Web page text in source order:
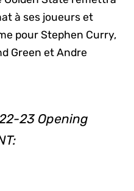
à ses joueurs et
pour Stephen Curry,
Green et Andre
23 Opening